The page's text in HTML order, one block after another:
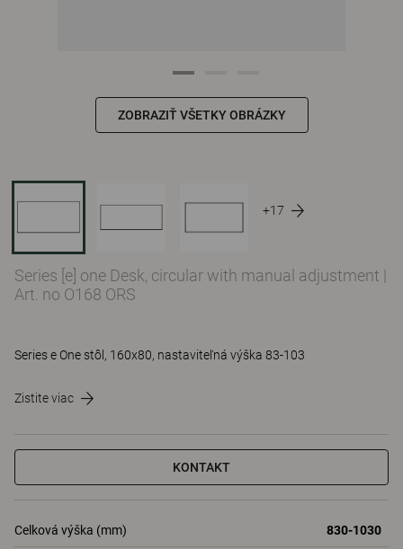
ZOBRAZIŤ VŠETKY OBRÁZKY
+17
Series [e] one Desk, circular with manual adjustment |
Art. no O168 ORS
Series e One stôl, 160x80, nastaviteľná výška 83-103
Zistite viac
KONTAKT
Celková výška (mm) 830-1030